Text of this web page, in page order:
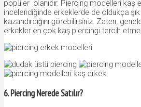
popüler olanıdır. Piercing modelleri kaş
incelendiğinde erkeklerde de oldukça
kazandırdığını görebilirsiniz. Zaten,
erkekler en çok kaş piercingi tercih
6. Piercing Nerede Satılır?